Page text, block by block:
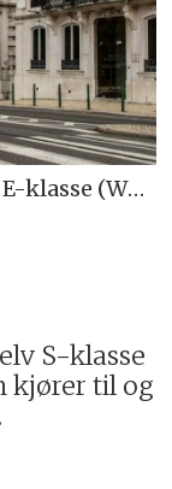
Prøvekjørt: 2016 Mercedes-Benz E-klasse (W213)
S-klasse
kjører til og